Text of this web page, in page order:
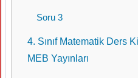
Soru 3
4. Sınıf Matematik Ders
MEB Yayınları